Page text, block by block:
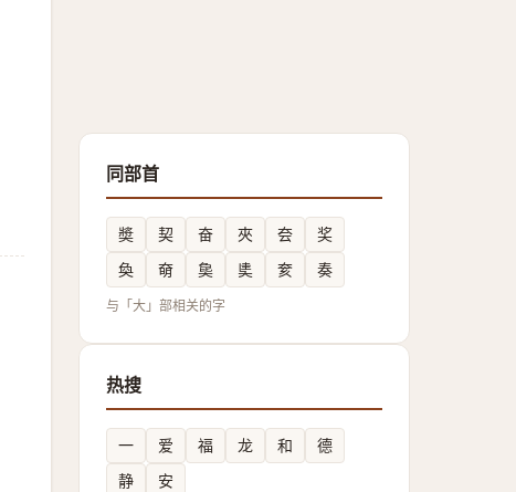
同部首
奬 契 奋 夾 夽
奖
奐
奛 㚟 奊 奒 奏
与「大」部相关的字
热搜
一 爱 福 龙 和
德
静
安